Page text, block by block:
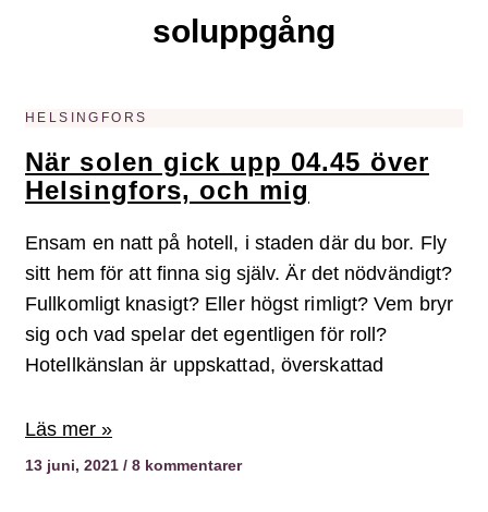
soluppgång
HELSINGFORS
När solen gick upp 04.45 över
Helsingfors, och mig
Ensam en natt på hotell, i staden där du bor. Fly
sitt hem för att finna sig själv. Är det nödvändigt?
Fullkomligt knasigt? Eller högst rimligt? Vem bryr
sig och vad spelar det egentligen för roll?
Hotellkänslan är uppskattad, överskattad
Läs mer »
13 juni, 2021 8 kommentarer